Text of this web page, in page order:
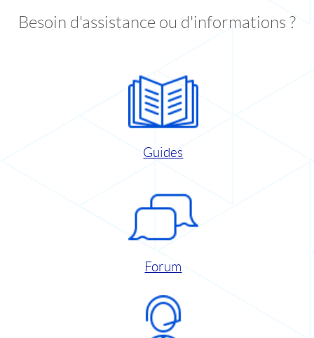
Besoin d'assistance ou d'informations ?
Guides
Forum